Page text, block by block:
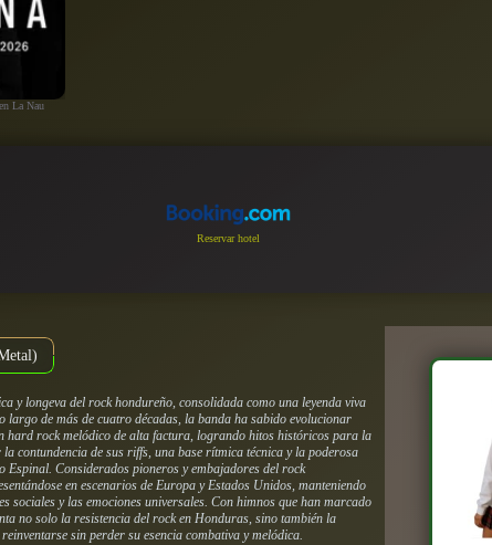
La Nau
Reservar hotel
y longeva del rock hondureño, consolidada como una leyenda viva
largo de más de cuatro décadas, la banda ha sabido evolucionar
hard rock melódico de alta factura, logrando hitos históricos para la
contundencia de sus riffs, una base rítmica técnica y la poderosa
Espinal. Considerados pioneros y embajadores del rock
en escenarios de Europa y Estados Unidos, manteniendo
sociales y las emociones universales. Con himnos que han marcado
no solo la resistencia del rock en Honduras, sino también la
sin perder su esencia combativa y melódica.